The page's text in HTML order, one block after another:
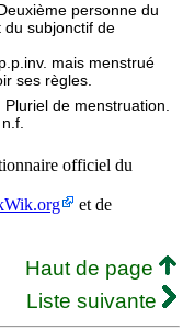
personne du
du subjonctif de
mais menstrué
ses règles.
Pluriel de menstruation.
n.f.
officiel du
et de
Haut de page
Liste suivante